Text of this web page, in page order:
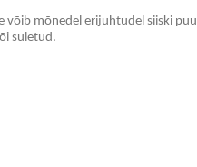
võib mõnedel erijuhtudel siiski
suletud.